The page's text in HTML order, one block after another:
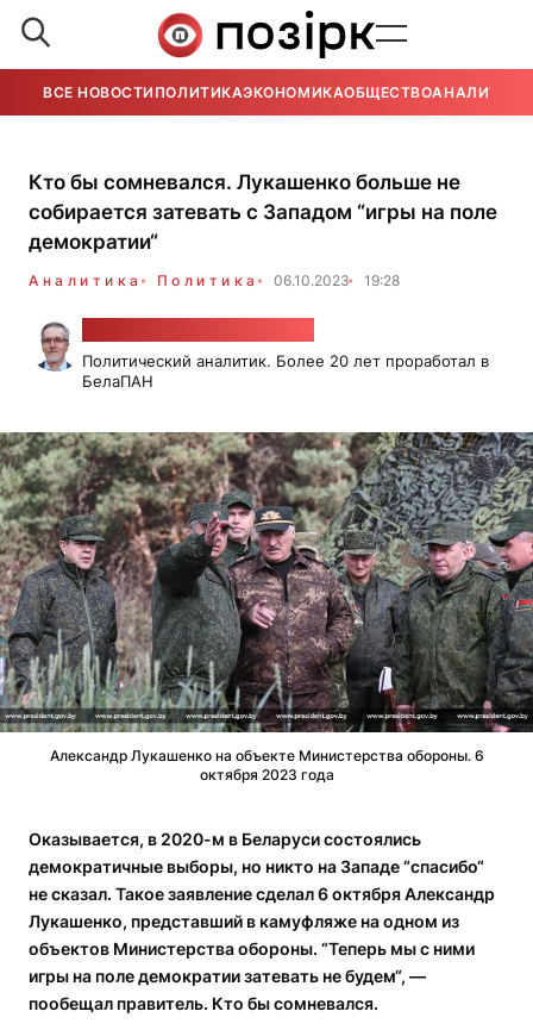
ВСЕ НОВОСТИ ПОЛИТИКАЭКОНОМИКАОБЩЕСТВОАНАЛИТИКА
Кто бы сомневался. Лукашенко больше не
собирается затевать с Западом “игры на поле
демократии“
Аналитика Политика 06.10.2023 19:28
Политический аналитик. Более 20 лет проработал в
БелаПАН
Александр Лукашенко на объекте Министерства обороны. 6
октября 2023 года
Оказывается, в 2020-м в Беларусисостоялись
демократичные выборы, но никто на Западе “спасибо“
не сказал. Такое заявление сделал 6 октября Александр
Лукашенко, представший в камуфляже на одном из
объектов Министерства обороны. “Теперь мы с ними
игры на поле демократии затевать не будем“, —
пообещал правитель. Кто бы сомневался.